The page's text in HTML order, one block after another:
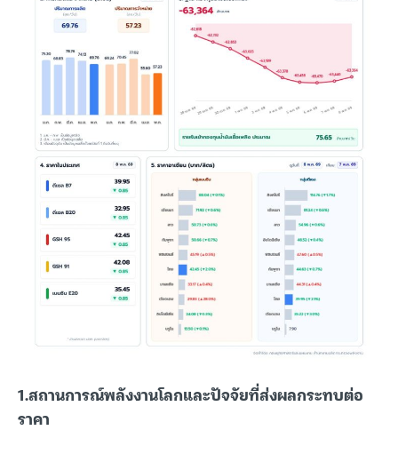
1.สถานการณ์พลังงานโลกและปัจจัยที่ส่งผลกระทบต่อ
ราคา